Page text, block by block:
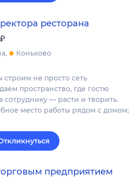
ресторана
₽
Коньково
не просто сеть
пространство, где гостю
сотруднику — расти и творить.
место работы рядом с домом;
предприятием